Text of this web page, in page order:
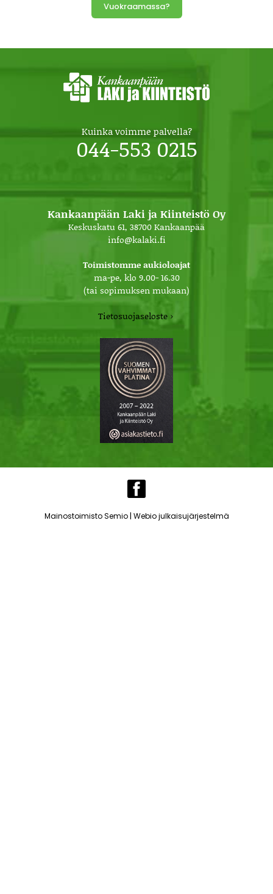
Vuokraamassa?
Kuinka voimme palvella?
044-553 0215
Kankaanpään Laki ja Kiinteistö Oy
Keskuskatu 61, 38700 Kankaanpää
info@kalaki.fi
Toimistomme aukioloajat
ma-pe, klo 9.00- 16.30
(tai sopimuksen mukaan)
Tietosuojaseloste ›
Mainostoimisto Semio| Webio julkaisujärjestelmä